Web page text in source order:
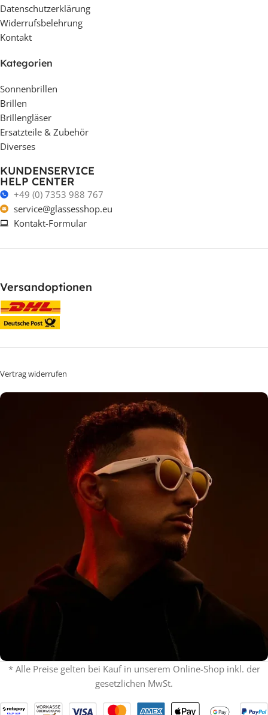
Datenschutzerklärung
Widerrufsbelehrung
Kontakt
Kategorien
Sonnenbrillen
Brillen
Brillengläser
Ersatzteile & Zubehör
Diverses
KUNDENSERVICE
HELP CENTER
+49 (0) 7353 988 767
service@glassesshop.eu
Kontakt-Formular
Versandoptionen
Vertrag widerrufen
% ON SALE %
Oakley mit Sehstärke
* Alle Preise gelten bei Kauf in unserem Online-Shop inkl. der
gesetzlichen MwSt.